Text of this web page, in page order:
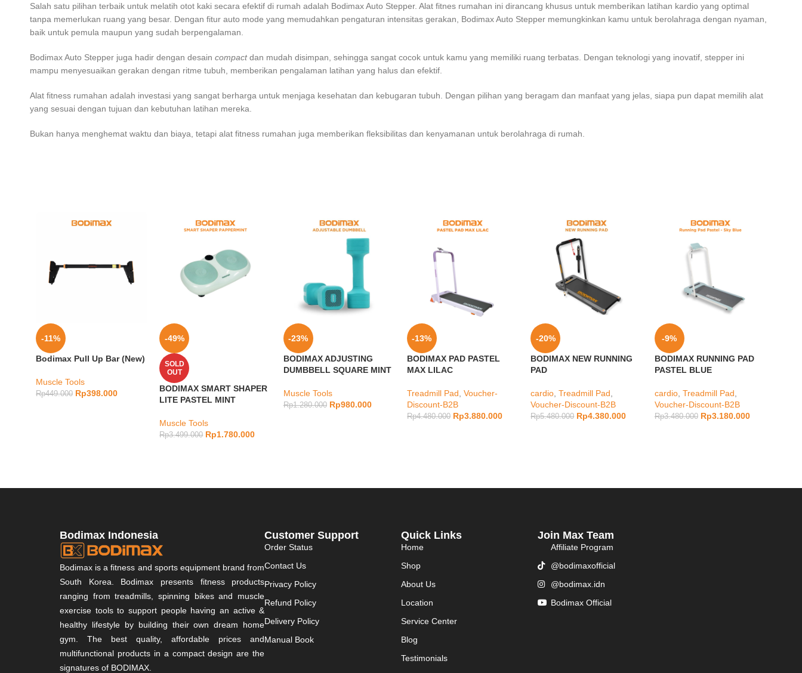
Salah satu pilihan terbaik untuk melatih otot kaki secara efektif di rumah adalah Bodimax Auto Stepper. Alat fitnes rumahan ini dirancang khusus untuk memberikan latihan kardio yang optimal
tanpa memerlukan ruang yang besar. Dengan fitur auto mode yang memudahkan pengaturan intensitas gerakan, Bodimax Auto Stepper memungkinkan kamu untuk berolahraga dengan nyaman,
baik untuk pemula maupun yang sudah berpengalaman.
Bodimax Auto Stepper juga hadir dengan desain compactdan mudah disimpan, sehingga sangat cocok untuk kamu yang memiliki ruang terbatas. Dengan teknologi yang inovatif, stepper ini
mampu menyesuaikan gerakan dengan ritme tubuh, memberikan pengalaman latihan yang halus dan efektif.
Alat fitness rumahan adalah investasi yang sangat berharga untuk menjaga kesehatan dan kebugaran tubuh. Dengan pilihan yang beragam dan manfaat yang jelas, siapa pun dapat memilih alat
yang sesuai dengan tujuan dan kebutuhan latihan mereka.
Bukan hanya menghemat waktu dan biaya, tetapi alat fitness rumahan juga memberikan fleksibilitas dan kenyamanan untuk berolahraga di rumah.
-11%
Bodimax Pull Up Bar (New)
Muscle Tools
Rp449.000 Rp398.000
-49%
SOLD
OUT
BODIMAX SMART SHAPER
LITE PASTEL MINT
Muscle Tools
Rp3.499.000 Rp1.780.000
-23%
BODIMAX ADJUSTING
DUMBBELL SQUARE MINT
Muscle Tools
Rp1.280.000 Rp980.000
-13%
BODIMAX PAD PASTEL
MAX LILAC
Treadmill Pad, Voucher-
Discount-B2B
Rp4.480.000 Rp3.880.000
-20%
BODIMAX NEW RUNNING
PAD
cardio, Treadmill Pad,
Voucher-Discount-B2B
Rp5.480.000 Rp4.380.000
-9%
BODIMAX RUNNING PAD
PASTEL BLUE
cardio, Treadmill Pad,
Voucher-Discount-B2B
Rp3.480.000 Rp3.180.000
Bodimax Indonesia
Bodimax is a fitness and sports equipment brand from
South Korea. Bodimax presents fitness products
ranging from treadmills, spinning bikes and muscle
exercise tools to support people having an active &
healthy lifestyle by building their own dream home
gym. The best quality, affordable prices and
multifunctional products in a compact design are the
signatures of BODIMAX.
Customer Support
Order Status
Contact Us
Privacy Policy
Refund Policy
Delivery Policy
Manual Book
Quick Links
Home
Shop
About Us
Location
Service Center
Blog
Testimonials
Join Max Team
Affiliate Program
@bodimaxofficial
@bodimax.idn
Bodimax Official